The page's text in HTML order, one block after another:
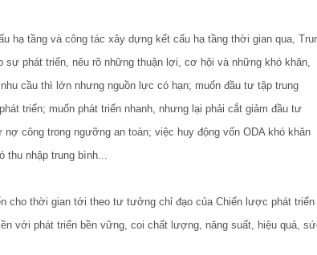
hạ tầng và công tác xây dựng kết cấu hạ tầng thời gian qua,
phát triển, nêu rõ những thuận lợi, cơ hội và những khó khăn,
cầu thì lớn nhưng nguồn lực có hạn; muốn đầu tư tập trung
triển; muốn phát triển nhanh, nhưng lại phải cắt giảm đầu tư
công trong ngưỡng an toàn; việc huy động vốn ODA khó khăn
thu nhập trung bình...
cho thời gian tới theo tư tưởng chỉ đạo của Chiến lược phát triển
với phát triển bền vững, coi chất lượng, năng suất, hiệu quả,